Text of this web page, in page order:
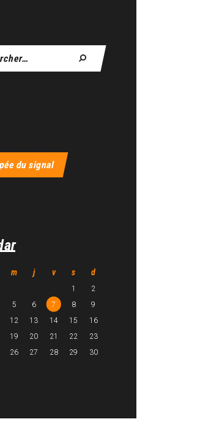
du signal
m j v s d
1
2
5 6 7 8
9
12 13 14 15
16
19 20 21 22
23
26 27 28 29
30